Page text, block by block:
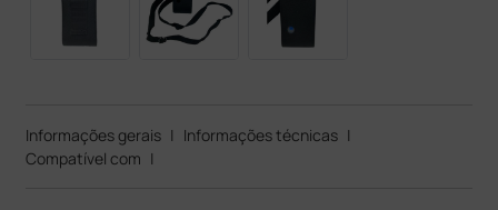
Informações gerais | Informações técnicas |
Compatível com |